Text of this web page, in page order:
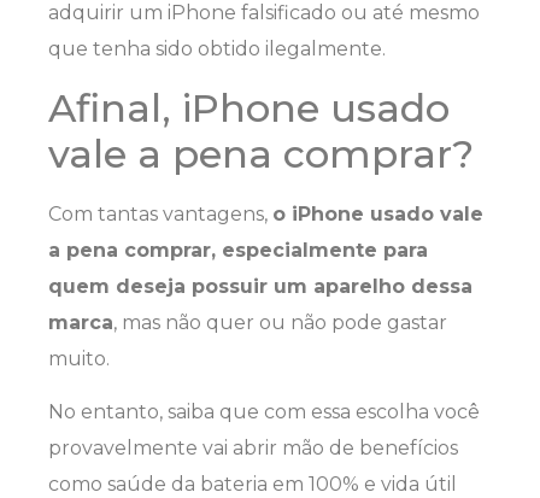
adquirir um iPhone falsificado ou até mesmo
que tenha sido obtido ilegalmente.
Afinal, iPhone usado
vale a pena comprar?
Com tantas vantagens, o iPhone usado vale
a pena comprar, especialmente para
quem deseja possuir um aparelho dessa
marca, mas não quer ou não pode gastar
muito.
No entanto, saiba que com essa escolha você
provavelmente vai abrir mão de benefícios
como saúde da bateria em 100% e vida útil